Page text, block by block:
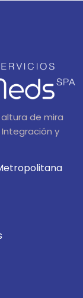
de mira
y